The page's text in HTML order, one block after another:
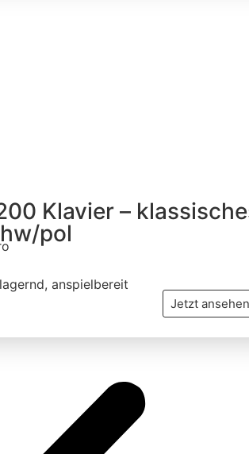
Klavier –
pol
anspielbereit
Jetzt ansehen